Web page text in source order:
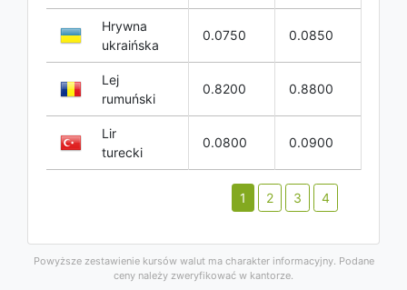
Hrywna
ukraińska
0.0750 0.0850
Lej
rumuński
0.8200 0.8800
Lir
turecki
0.0800 0.0900
1 2 3 4
Powyższe zestawienie kursów walut ma charakter informacyjny. Podane
ceny należy zweryfikować w kantorze.